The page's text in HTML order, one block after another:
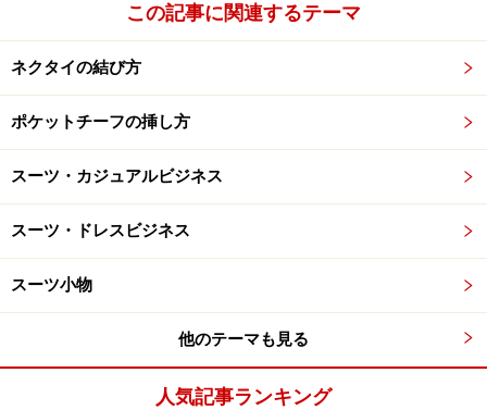
この記事に関連するテーマ
ネクタイの結び方
ポケットチーフの挿し方
スーツ・カジュアルビジネス
スーツ・ドレスビジネス
スーツ小物
他のテーマも見る
人気記事ランキング